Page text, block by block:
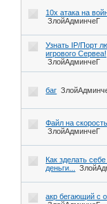
10х атака на
ЗлойАдминчеГ
Узнать IP/Порт
игрового Сервеа!
ЗлойАдминчеГ
баг
Файл на
ЗлойАдминчеГ
Как зделать
деньги...
акр бегающий с